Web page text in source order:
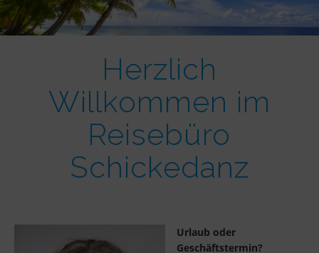
Herzlich
Willkommen im
Reisebüro
Schickedanz
Urlaub oder
Geschäftstermin?